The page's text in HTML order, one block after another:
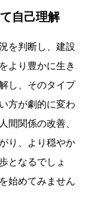
自己理解
を判断し、建設
より豊かに生き
し、そのタイプ
方が劇的に変わ
間関係の改善、
り、より穏やか
となるでしょ
始めてみません